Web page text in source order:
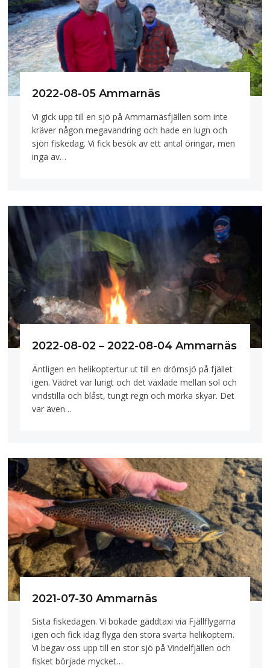
2022-08-05 Ammarnäs
Vi gick upp till en sjö på Ammarnäsfjällen som inte
kräver någon megavandring och hade en lugn och
sjön fiskedag. Vi fick besök av ett antal öringar, men
inga av…
2022-08-02 – 2022-08-04 Ammarnäs
Äntligen en helikoptertur ut till en drömsjö på fjället
igen. Vädret var lurigt och det växlade mellan sol och
vindstilla och blåst, tungt regn och mörka skyar. Det
var även…
2021-07-30 Ammarnäs
Sista fiskedagen. Vi bokade gäddtaxi via Fjällflygarna
igen och fick idag flyga den stora svarta helikoptern.
Vi begav oss upp till en stor sjö på Vindelfjällen och
fisket började mycket…